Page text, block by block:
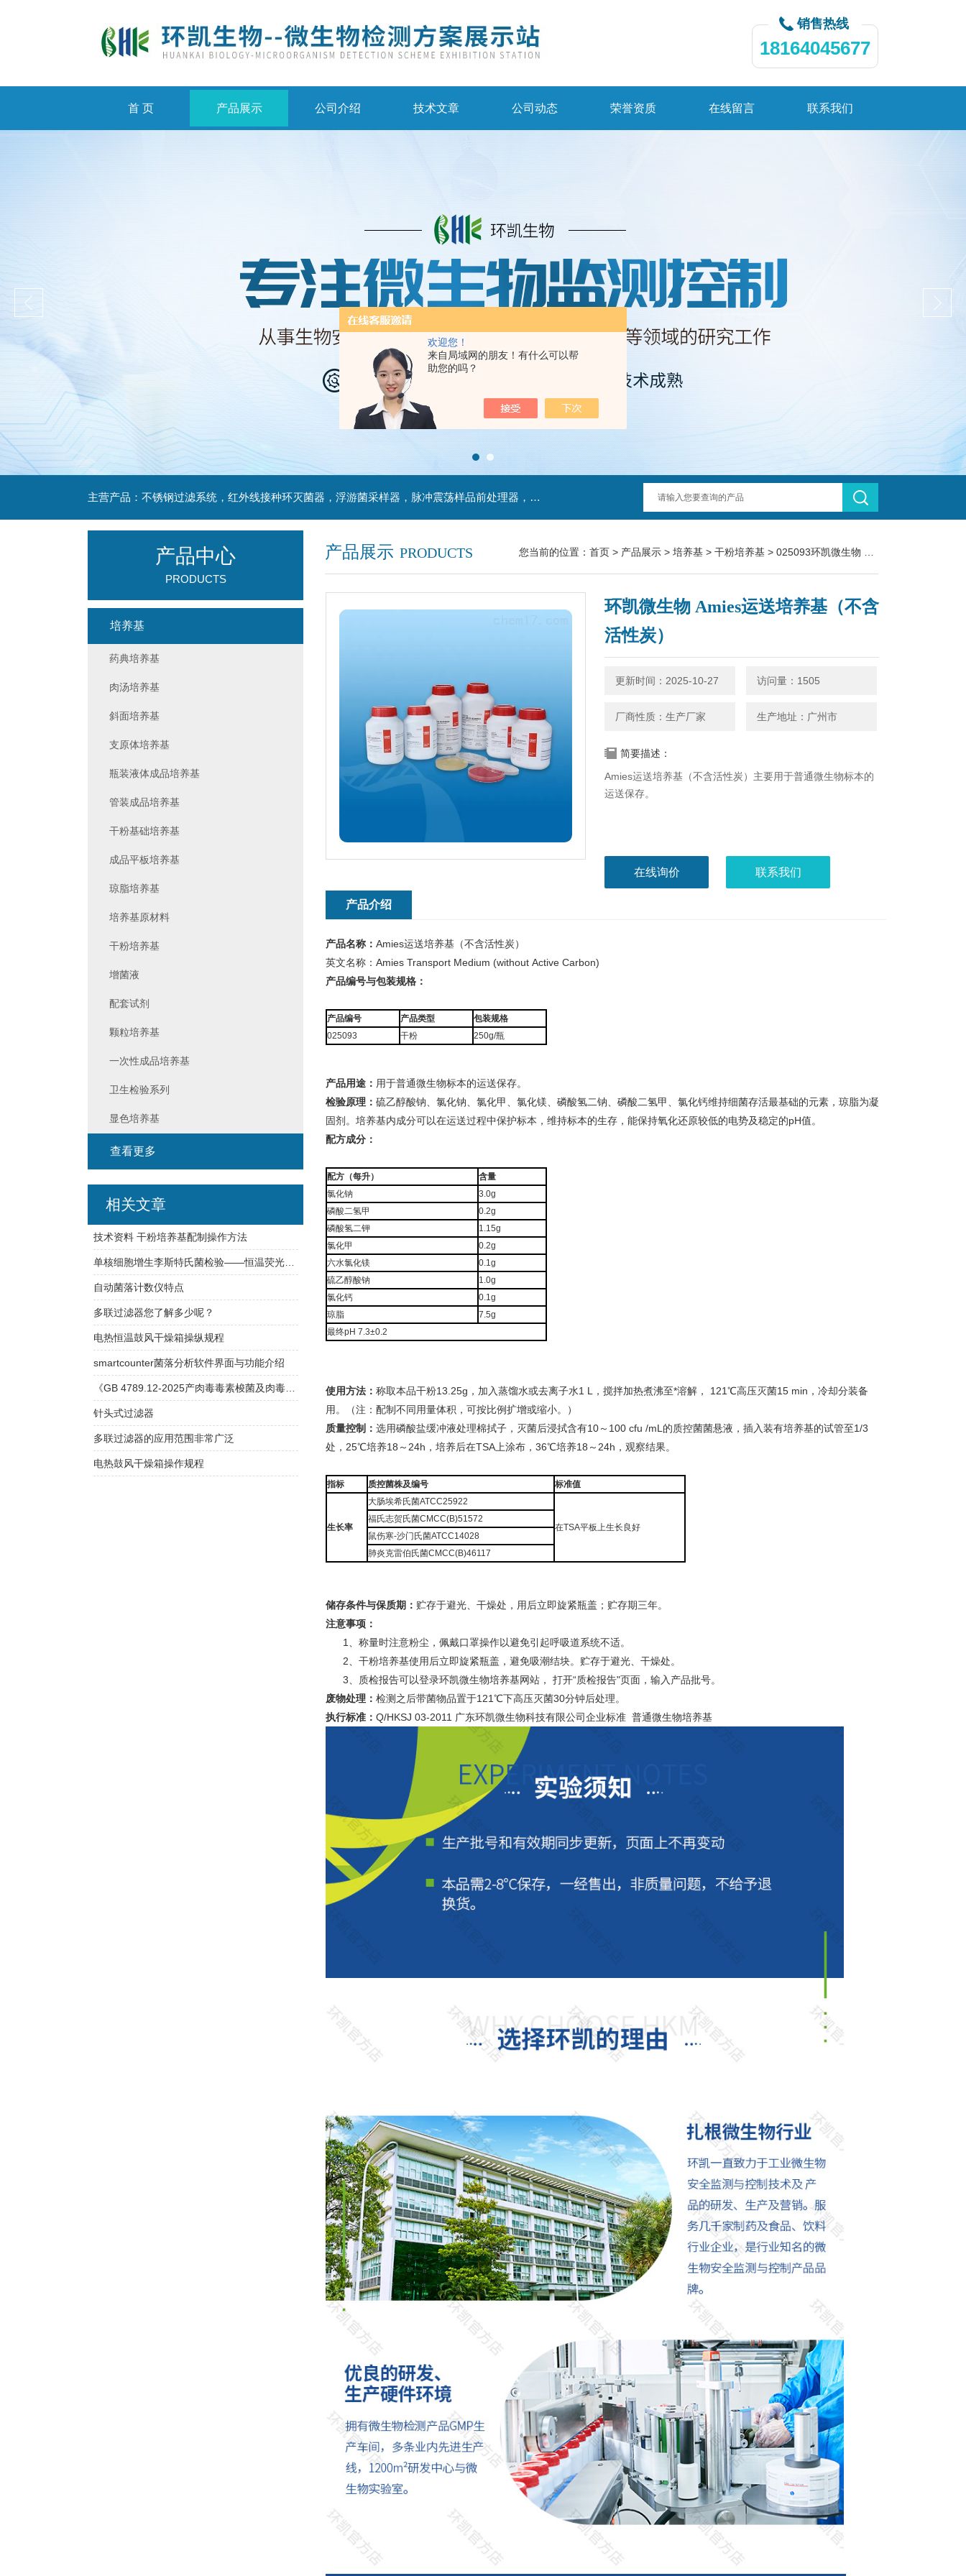
欢迎您！
来自局域网的朋友！有什么可以帮
助您的吗？
销售热线
18164045677
首 页 产品展示 公司介绍 技术文章 公司动态 荣誉资质 在线留言 联系我们
主营产品：不锈钢过滤系统，红外线接种环灭菌器，浮游菌采样器，脉冲震荡样品前处理器，数字化智能电热鼓风干燥箱，数字化智能电热恒温培养箱，实验室设备及环境温湿度监测系统，洁净工作台等实验设仪器设备。
产品展示 PRODUCTS 您当前的位置： 首页 > 产品展示 > 培养基 > 干粉培养基 > 025093环凯微生物 Amies运送培养基（不含活性炭）
环凯微生物 Amies运送培养基（不含
活性炭）
更新时间：2025-10-27 访问量：1505
厂商性质：生产厂家 生产地址：广州市
简要描述：
Amies运送培养基（不含活性炭）主要用于普通微生物标本的
运送保存。
在线询价 联系我们
产品介绍
产品名称： Amies运送培养基（不含活性炭）
英文名称：Amies Transport Medium (without Active Carbon)
产品编号与包装规格：
产品编号 产品类型
包装规格
025093
干粉 250g/瓶
产品用途： 用于普通微生物标本的运送保存。
检验原理： 硫乙醇酸钠、氯化钠、氯化甲、氯化镁、磷酸氢二钠、磷酸二氢甲、氯化钙维持细菌存活最基础的元素，琼脂为凝
固剂。培养基内成分可以在运送过程中保护标本，维持标本的生存，能保持氧化还原较低的电势及稳定的pH值。
配方成分：
配方（每升）
含量
氯化钠
3.0g
磷酸二氢甲
0.2g
磷酸氢二钾
1.15g
氯化甲
0.2g
六水氯化镁
0.1g
硫乙醇酸钠
1.0g
氯化钙
0.1g
琼脂
7.5g
最终pH 7.3±0.2
使用方法： 称取本品干粉13.25g，加入蒸馏水或去离子水1 L，搅拌加热煮沸至*溶解， 121℃高压灭菌15 min，冷却分装备
用。（注：配制不同用量体积，可按比例扩增或缩小。）
质量控制： 选用磷酸盐缓冲液处理棉拭子，灭菌后浸拭含有10～100 cfu /mL的质控菌菌悬液，插入装有培养基的试管至1/3
处，25℃培养18～24h，培养后在TSA上涂布，36℃培养18～24h，观察结果。
指标 质控菌株及编号 标准值
生长率
大肠埃希氏菌ATCC25922
在TSA平板上生长良好
福氏志贺氏菌CMCC(B)51572
鼠伤寒-沙门氏菌ATCC14028
肺炎克雷伯氏菌CMCC(B)46117
储存条件与保质期： 贮存于避光、干燥处，用后立即旋紧瓶盖；贮存期三年。
注意事项：
1、称量时注意粉尘，佩戴口罩操作以避免引起呼吸道系统不适。
2、干粉培养基使用后立即旋紧瓶盖，避免吸潮结块。贮存于避光、干燥处。
3、质检报告可以登录环凯微生物培养基网站， 打开“质检报告"页面，输入产品批号。
废物处理： 检测之后带菌物品置于121℃下高压灭菌30分钟后处理。
执行标准： Q/HKSJ 03-2011 广东环凯微生物科技有限公司企业标准 普通微生物培养基
产品中心
PRODUCTS
培养基
药典培养基
肉汤培养基
斜面培养基
支原体培养基
瓶装液体成品培养基
管装成品培养基
干粉基础培养基
成品平板培养基
琼脂培养基
培养基原材料
干粉培养基
增菌液
配套试剂
颗粒培养基
一次性成品培养基
卫生检验系列
显色培养基
查看更多
相关文章
技术资料 干粉培养基配制操作方法
单核细胞增生李斯特氏菌检验——恒温荧光法快检与传统培养方法对比
自动菌落计数仪特点
多联过滤器您了解多少呢？
电热恒温鼓风干燥箱操纵规程
smartcounter菌落分析软件界面与功能介绍
《GB 4789.12-2025产肉毒毒素梭菌及肉毒毒素检验》解读
针头式过滤器
多联过滤器的应用范围非常广泛
电热鼓风干燥箱操作规程